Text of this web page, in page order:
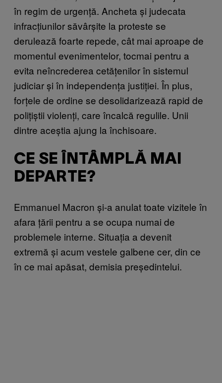
în regim de urgență. Ancheta și judecata
infracțiunilor săvârșite la proteste se
derulează foarte repede, cât mai aproape de
momentul evenimentelor, tocmai pentru a
evita neîncrederea cetățenilor în sistemul
judiciar și în independența justiției. În plus,
forțele de ordine se desolidarizează rapid de
polițiștii violenți, care încalcă regulile. Unii
dintre aceștia ajung la închisoare.
CE SE ÎNTÂMPLĂ MAI
DEPARTE?
Emmanuel Macron și-a anulat toate vizitele în
afara țării pentru a se ocupa numai de
problemele interne. Situația a devenit
extremă și acum vestele galbene cer, din ce
în ce mai apăsat, demisia președintelui.